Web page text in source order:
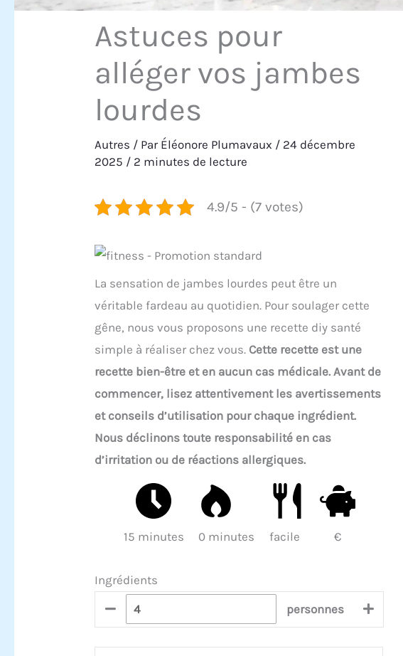
Astuces pour
alléger vos jambes
lourdes
Autres / Par Éléonore Plumavaux / 24 décembre
2025 / 2 minutes de lecture
4.9/5 - (7 votes)
La sensation de jambes lourdes peut être un
véritable fardeau au quotidien. Pour soulager cette
gêne, nous vous proposons une recette diy santé
simple à réaliser chez vous. Cette recette est une
recette bien-être et en aucun cas médicale. Avant de
commencer, lisez attentivement les avertissements
et conseils d’utilisation pour chaque ingrédient.
Nous déclinons toute responsabilité en cas
d’irritation ou de réactions allergiques.
15 minutes 0 minutes facile €
Ingrédients
personnes